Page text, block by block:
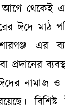
আগে থেকেই
ঈদে মাঠ
এর
প্রদানের
নামাজ ও